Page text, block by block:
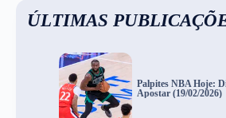
ÚLTIMAS
Palpites NBA Hoje:
Apostar (19/02/2026)